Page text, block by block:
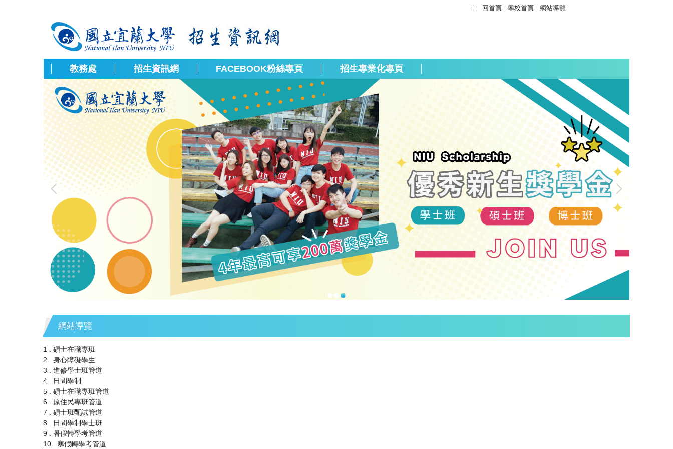
::: 回首頁 學校首頁 網站導覽
教務處 招生資訊網 FACEBOOK粉絲專頁 招生專業化專頁
2025 國立宜蘭大學招生宣傳影片
網站導覽
1 . 碩士在職專班
2 . 身心障礙學生
3 . 進修學士班管道
4 . 日間學制
5 . 碩士在職專班管道
6 . 原住民專班管道
7 . 碩士班甄試管道
8 . 日間學制學士班
9 . 暑假轉學考管道
10 . 寒假轉學考管道